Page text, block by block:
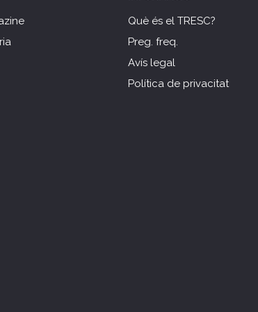
Què és el TRESC?
Preg. freq.
Avís legal
Política de privacitat